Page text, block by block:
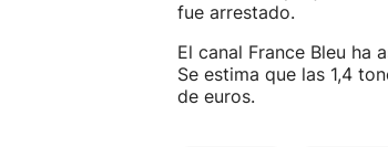
fue arrestado.
El canal France Bleu ha
Se estima que las 1,4
de euros.